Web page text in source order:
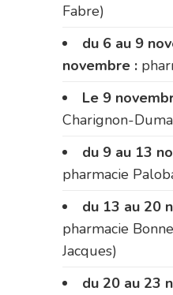
Fabre)
du 6 au 9
novembre :
Le 9
Charignon-
du 9 au 13
pharmacie
du 13 au 20
pharmacie
Jacques)
du 20 au 23